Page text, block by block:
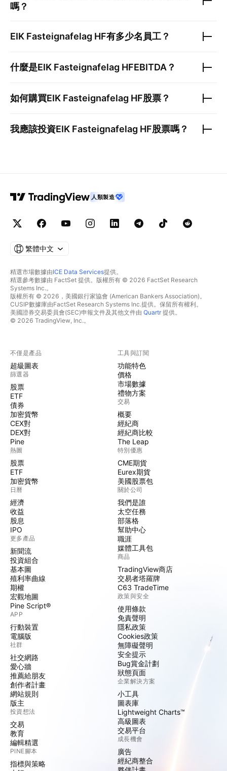
嗎？
EIK Fasteignafelag HF有多少名員工？
什麼是EIK Fasteignafelag HFEBITDA？
如何購買EIK Fasteignafelag HF股票？
我應該投資EIK Fasteignafelag HF股票嗎？
人類製造
繁體中文
精選市場數據由ICE Data Services提供。
精選參考數據由 FactSet 提供。版權所有 © 2026 FactSet Research
Systems Inc.。
版權所有 © 2026，美國銀行家協會 (American Bankers Association)。
CUSIP數據庫由FactSet Research Systems Inc.提供。保留所有權利。
美國證券交易委員會(SEC)申報文件及其他文件由 Quartr提供。
© 2026 TradingView, Inc.。
不僅是產品
超級圖表
篩選器
股票
ETF
債券
加密貨幣
CEX對
DEX對
Pine
熱圖
股票
ETF
加密貨幣
日曆
經濟
收益
股息
IPO
更多產品
新聞流
投資組合
基本圖
殖利率曲線
期權
宏觀地圖
Pine Script®
APP
行動裝置
電腦版
社群
社交網路
愛心牆
推薦給朋友
創作者計畫
網站規則
版主
投資想法
交易
教育
編輯精選
PINE腳本
指標與策略
工具與訂閱
功能特色
價格
市場數據
禮物方案
交易
概要
經紀商
經紀商比較
The Leap
特別優惠
CME期貨
Eurex期貨
美國股票包
關於公司
我們是誰
太空任務
部落格
幫助中心
職涯
媒體工具包
商品
TradingView商店
交易者塔羅牌
C63 TradeTime
政策與安全
使用條款
免責聲明
隱私政策
Cookies政策
無障礙聲明
安全提示
Bug賞金計劃
狀態頁面
企業解決方案
小工具
圖表庫
Lightweight Charts™
高級圖表
交易平台
成長機會
廣告
經紀商整合